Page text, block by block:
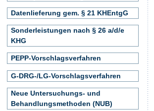
Datenlieferung gem. § 21 KHEntgG
Sonderleistungen nach § 26 a/d/e
KHG
PEPP-Vorschlagsverfahren
G-DRG-/LG-Vorschlagsverfahren
Neue Untersuchungs- und
Behandlungsmethoden (NUB)